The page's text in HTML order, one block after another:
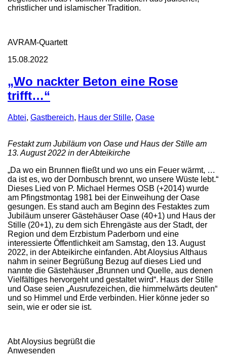
christlicher und islamischer Tradition.
AVRAM-Quartett
15.08.2022
„Wo nackter Beton eine Rose
trifft…“
Abtei, Gastbereich, Haus der Stille, Oase
Festakt zum Jubiläum von Oase und Haus der Stille am
13. August 2022 in der Abteikirche
„Da wo ein Brunnen fließt und wo uns ein Feuer wärmt, …
da ist es, wo der Dornbusch brennt, wo unsere Wüste lebt.“
Dieses Lied von P. Michael Hermes OSB (+2014) wurde
am Pfingstmontag 1981 bei der Einweihung der Oase
gesungen. Es stand auch am Beginn des Festaktes zum
Jubiläum unserer Gästehäuser Oase (40+1) und Haus der
Stille (20+1), zu dem sich Ehrengäste aus der Stadt, der
Region und dem Erzbistum Paderborn und eine
interessierte Öffentlichkeit am Samstag, den 13. August
2022, in der Abteikirche einfanden. Abt Aloysius Althaus
nahm in seiner Begrüßung Bezug auf dieses Lied und
nannte die Gästehäuser „Brunnen und Quelle, aus denen
Vielfältiges hervorgeht und gestaltet wird“. Haus der Stille
und Oase seien „Ausrufezeichen, die himmelwärts deuten“
und so Himmel und Erde verbinden. Hier könne jeder so
sein, wie er oder sie ist.
Abt Aloysius begrüßt die
Anwesenden